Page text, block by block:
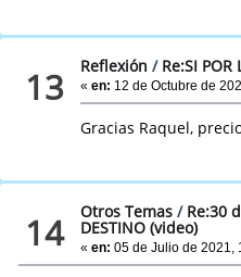
13 Reflexión / Re:SI POR
«en: 12 de Octubre de
Gracias Raquel,
14 Otros Temas / Re:30
DESTINO (video)
«en: 05 de Julio de 2021,